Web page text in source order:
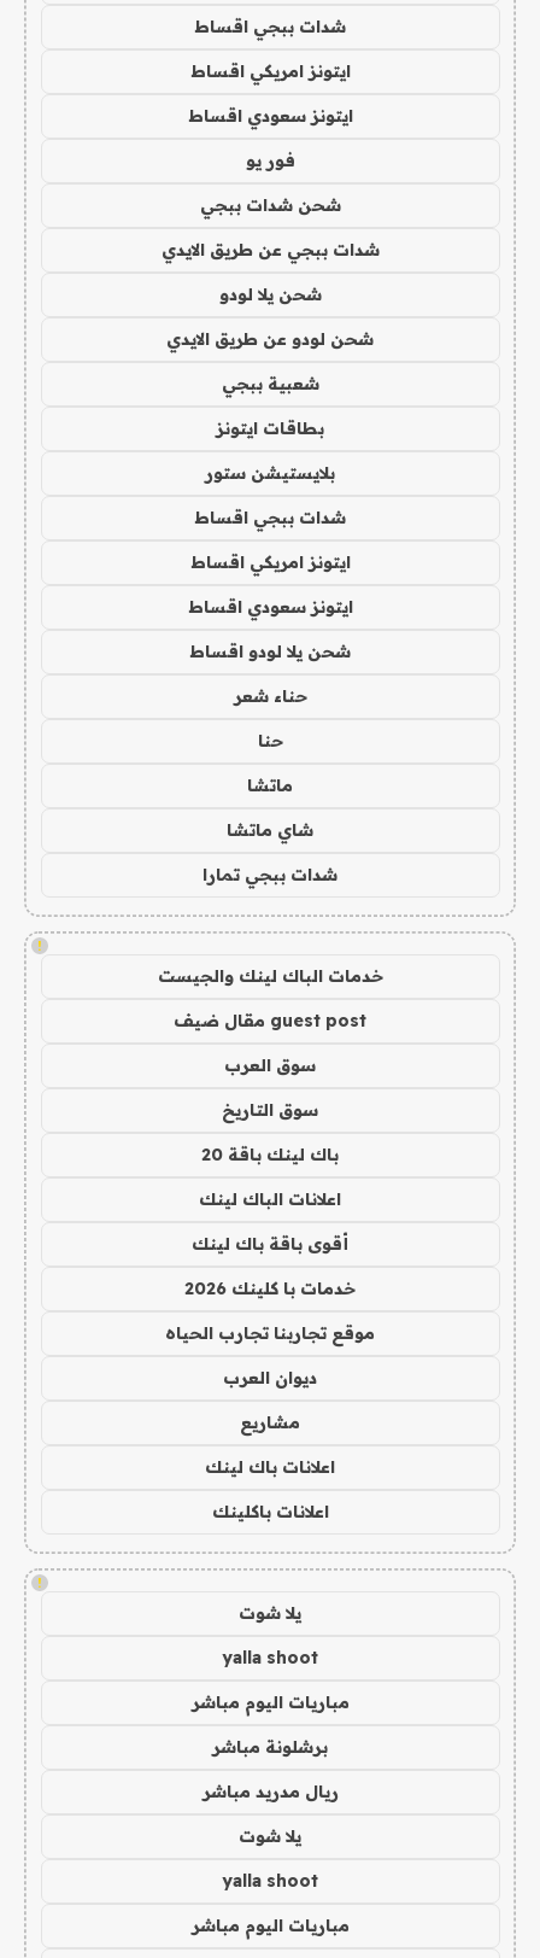
شدات ببجي اقساط
ايتونز امريكي اقساط
ايتونز سعودي اقساط
فور يو
شحن شدات ببجي
شدات ببجي عن طريق الايدي
شحن يلا لودو
شحن لودو عن طريق الايدي
شعبية ببجي
بطاقات ايتونز
بلايستيشن ستور
شدات ببجي اقساط
ايتونز امريكي اقساط
ايتونز سعودي اقساط
شحن يلا لودو اقساط
حناء شعر
حنا
ماتشا
شاي ماتشا
شدات ببجي تمارا
!
خدمات الباك لينك والجيست
guest post مقال ضيف
سوق العرب
سوق التاريخ
باك لينك باقة 20
اعلانات الباك لينك
أقوى باقة باك لينك
خدمات با كلينك 2026
موقع تجاربنا تجارب الحياه
ديوان العرب
مشاريع
اعلانات باك لينك
اعلانات باكلينك
!
يلا شوت
yalla shoot
مباريات اليوم مباشر
برشلونة مباشر
ريال مدريد مباشر
يلا شوت
yalla shoot
مباريات اليوم مباشر